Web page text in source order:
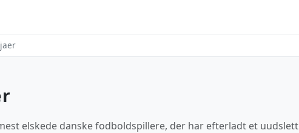
elskede danske fodboldspillere, der har efterladt et